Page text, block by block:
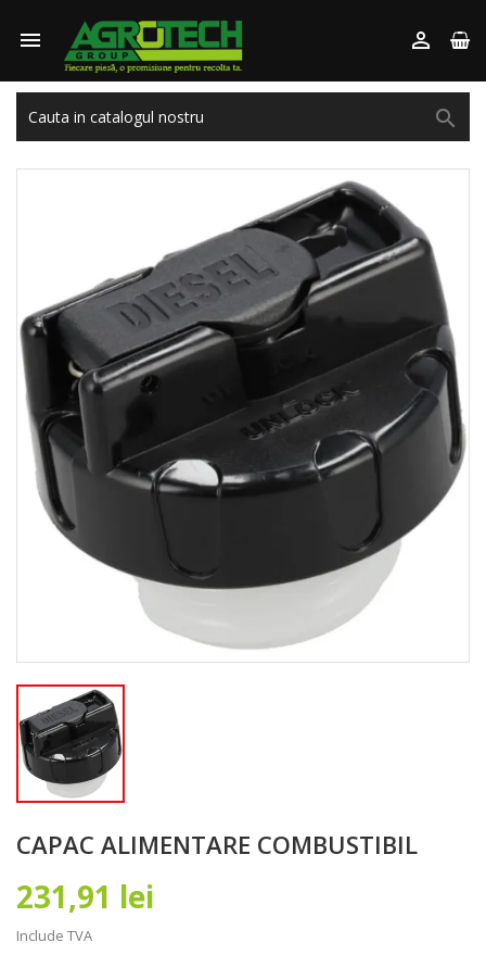
 

CAPAC ALIMENTARE COMBUSTIBIL
231,91 lei
Include TVA